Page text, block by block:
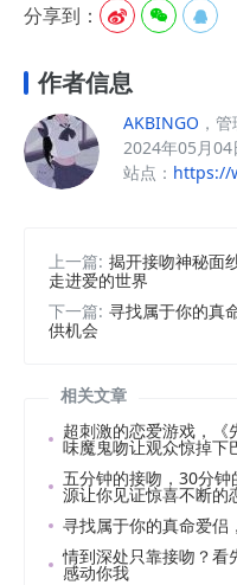
分享到：   
作者信息
AKBINGO ，
2024年05月04
站点： https://
上一篇: 揭开接吻神秘面
走进爱的世界
下一篇: 寻找属于你的真
供机会
相关文章
超刺激的恋爱游戏，《
味魔鬼吻让观众惊掉下
五分钟的接吻，30分
源让你见证惊喜不断的
寻找属于你的真命爱侣
情到深处只靠接吻？看
感动你我